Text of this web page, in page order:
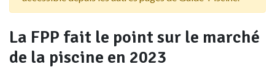
La FPP fait le point sur le marché
de la piscine en 2023